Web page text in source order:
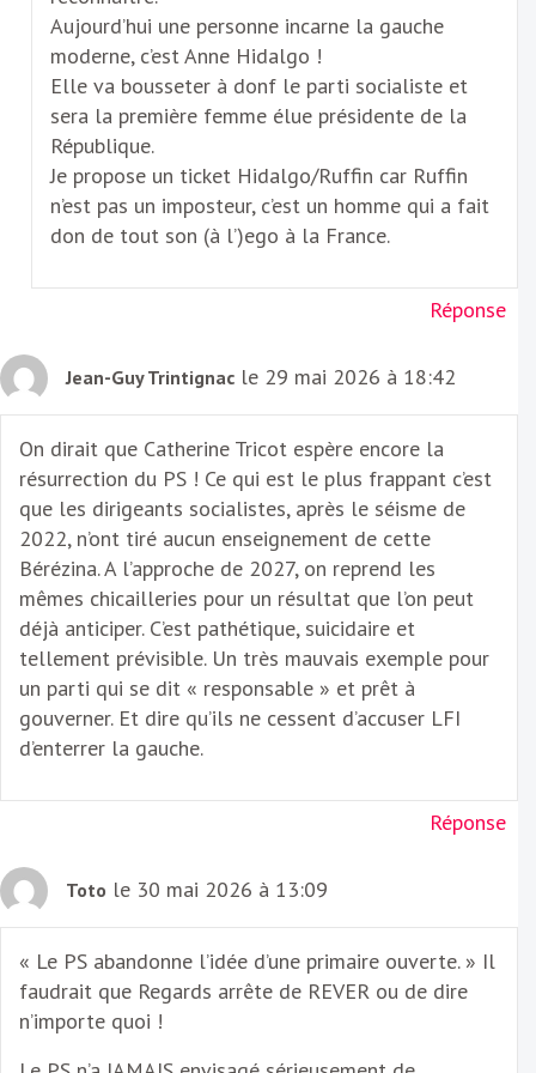
Aujourd’hui une personne incarne la gauche
moderne, c’est Anne Hidalgo !
Elle va bousseter à donf le parti socialiste et
sera la première femme élue présidente de la
République.
Je propose un ticket Hidalgo/Ruffin car Ruffin
n’est pas un imposteur, c’est un homme qui a fait
don de tout son (à l’)ego à la France.
Réponse
Jean-Guy Trintignac le 29 mai 2026 à 18:42
On dirait que Catherine Tricot espère encore la
résurrection du PS ! Ce qui est le plus frappant c’est
que les dirigeants socialistes, après le séisme de
2022, n’ont tiré aucun enseignement de cette
Bérézina. A l’approche de 2027, on reprend les
mêmes chicailleries pour un résultat que l’on peut
déjà anticiper. C’est pathétique, suicidaire et
tellement prévisible. Un très mauvais exemple pour
un parti qui se dit « responsable » et prêt à
gouverner. Et dire qu’ils ne cessent d’accuser LFI
d’enterrer la gauche.
Réponse
Toto le 30 mai 2026 à 13:09
« Le PS abandonne l’idée d’une primaire ouverte. » Il
faudrait que Regards arrête de REVER ou de dire
n’importe quoi !